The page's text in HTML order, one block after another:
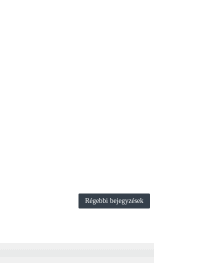
Régebbi bejegyzések